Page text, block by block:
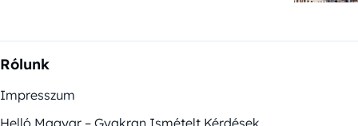
Rólunk
Impresszum
Helló Magyar – Gyakran Ismételt Kérdések